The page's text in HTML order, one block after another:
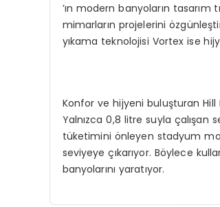
’ın modern banyoların
mimarların projelerini
yıkama teknolojisi Vortex ise
Konfor ve hijyeni buluşturan Hill
Yalnızca 0,8 litre suyla çalışan
tüketimini önleyen stadyum
seviyeye çıkarıyor. Böylece
banyolarını yaratıyor.